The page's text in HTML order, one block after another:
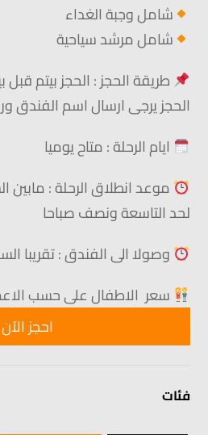
شامل وجبة الغداء
شامل مرشد سياحية
طريقة الحجز : الحجز بيتم قبل
الحجز يرجى ارسال اسم الفندق
ايامالرحلة : متاح يوميا
موعد انطلاق الرحلة : مابين
لحد التاسعة ونصف صباحا
وصولا الى الفندق : تقريبا
سعر الاطفال على حسب
احجز الآن
فئات